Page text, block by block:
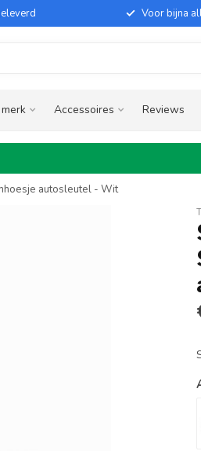
Voor bijna
Accessoires Reviews
autosleutel - Wit